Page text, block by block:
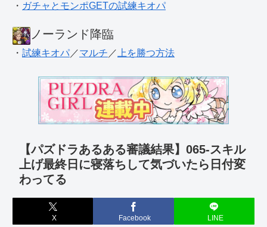
・ ガチャとモンポGETの試練キオパ
ノーランド降臨
・ 試練キオパ ／マルチ ／ 上を勝つ方法
【パズドラあるある審議結果】065-スキル
上げ最終日に寝落ちして気づいたら日付変
わってる
X Facebook LINE